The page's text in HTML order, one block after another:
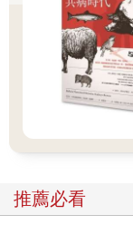
推薦必看